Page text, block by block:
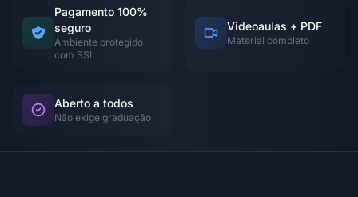
Pagamento 100%
seguro
Ambiente protegido
com SSL
Videoaulas + PDF
Material completo
Aberto a todos
Não exige graduação